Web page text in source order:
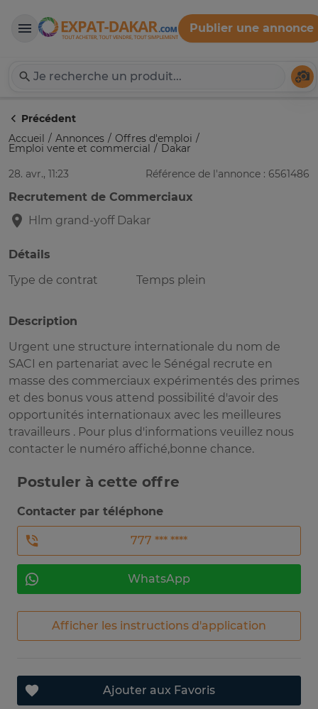
Expat-Dakar
Publier une annonce
Précédent
Accueil
Annonces Offres d'emploi
Emploi vente et commercial
Dakar
28. avr., 11:23
Référence de l'annonce : 6561486
Recrutement de Commerciaux
Hlm grand-yoff Dakar
Détails
Type de contrat
Temps plein
Description
Urgent une structure internationale du nom de
SACI en partenariat avec le Sénégal recrute en
masse des commerciaux expérimentés des primes
et des bonus vous attend possibilité d'avoir des
opportunités internationaux avec les meilleures
travailleurs . Pour plus d'informations veuillez nous
contacter le numéro affiché,bonne chance.
Postuler à cette offre
Contacter par téléphone
777 *** ****
WhatsApp
Afficher les instructions d'application
Ajouter aux Favoris